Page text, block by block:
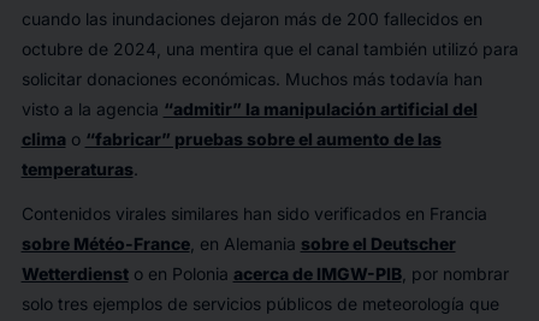
cuando las inundaciones dejaron más de 200 fallecidos en
octubre de 2024, una mentira que el canal también utilizó para
solicitar donaciones económicas. Muchos más todavía han
visto a la agencia “admitir” la manipulación artificial del
clima o “fabricar” pruebas sobre el aumento de las
temperaturas.
Contenidos virales similares han sido verificados en Francia
sobre Météo-France, en Alemania sobre el Deutscher
Wetterdiensto en Polonia acerca de IMGW-PIB, por nombrar
solo tres ejemplos de servicios públicos de meteorología que